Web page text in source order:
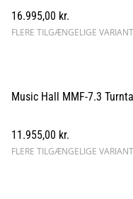
16.995,00 kr.
FLERE TILGÆNGELIGE
Music Hall MMF-7.3
11.955,00 kr.
FLERE TILGÆNGELIGE